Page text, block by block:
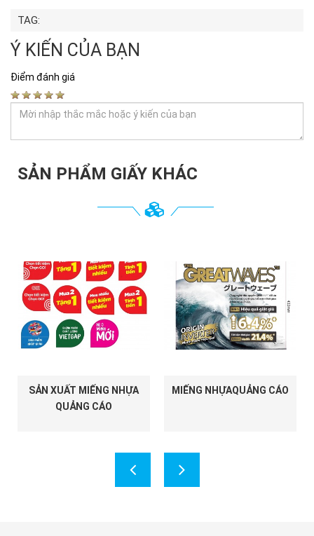
TAG:
Ý KIẾN CỦA BẠN
Điểm đánh giá
SẢN PHẨM GIẤY KHÁC
SẢN XUẤT MIẾNG NHỰA
QUẢNG CÁO
MIẾNG NHỰAQUẢNG CÁO